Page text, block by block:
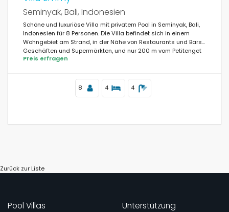
Seminyak, Bali, Indonesien
Schöne und luxuriöse Villa mit privatem Pool in Seminyak, Bali,
Indonesien für 8 Personen. Die Villa befindet sich in einem
Wohngebiet am Strand, in der Nähe von Restaurants und Bars,
Geschäften und Supermärkten, und nur 200 m vom Petitenget
Strand entfernt.
Preis erfragen
8 4 4
Zurück zur Liste
Pool Villas Unterstützung